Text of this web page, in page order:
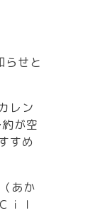
らせと
レン
が空
すめ
あか
ｉｌ